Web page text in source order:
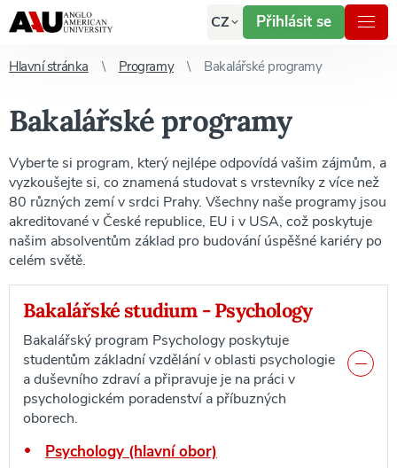
CZ Přihlásit se
Hlavní stránka Programy Bakalářské programy
Bakalářské programy
Vyberte si program, který nejlépe odpovídá vašim zájmům, a
vyzkoušejte si, co znamená studovat s vrstevníky z více než
80 různých zemí v srdci Prahy. Všechny naše programy jsou
akreditované v České republice, EU i v USA, což poskytuje
našim absolventům základ pro budování úspěšné kariéry po
celém světě.
Bakalářské studium - Psychology
Bakalářský program Psychology poskytuje
studentům základní vzdělání v oblasti psychologie
a duševního zdraví a připravuje je na práci v
psychologickém poradenství a příbuzných
oborech.
Psychology (hlavní obor)